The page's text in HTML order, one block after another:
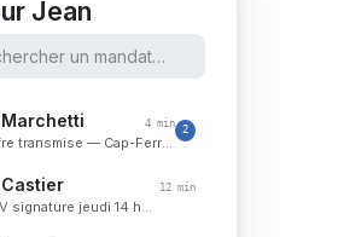
Jean
un mandat…
4 min
Offre transmise — Cap-Ferrat ✓
2
Castier 12 min
signature jeudi 14 h…